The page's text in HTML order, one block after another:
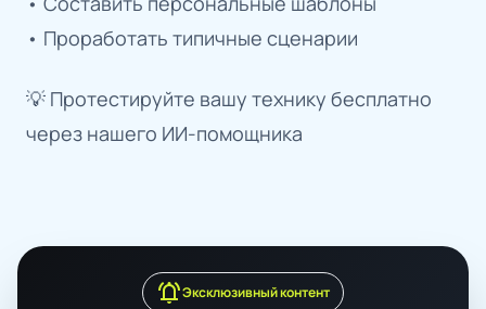
• Проработать типичные сценарии
💡 Протестируйте вашу технику бесплатно
через нашего ИИ-помощника
notifications_activeЭксклюзивный контент